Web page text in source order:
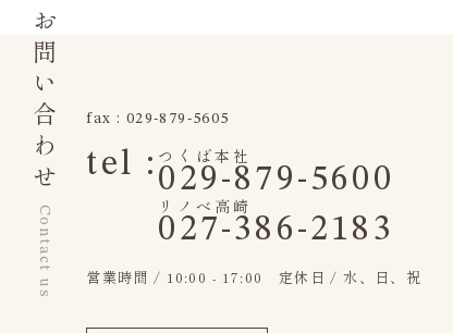
お問い合わせ
Contact us
fax : 029-879-5605
tel : つくば本社
029-879-5600
リノベ高崎
027-386-2183
営業時間 / 10:00 - 17:00 定休日 / 水、日、祝